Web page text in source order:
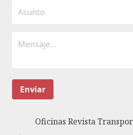
Enviar
Oficinas Revista